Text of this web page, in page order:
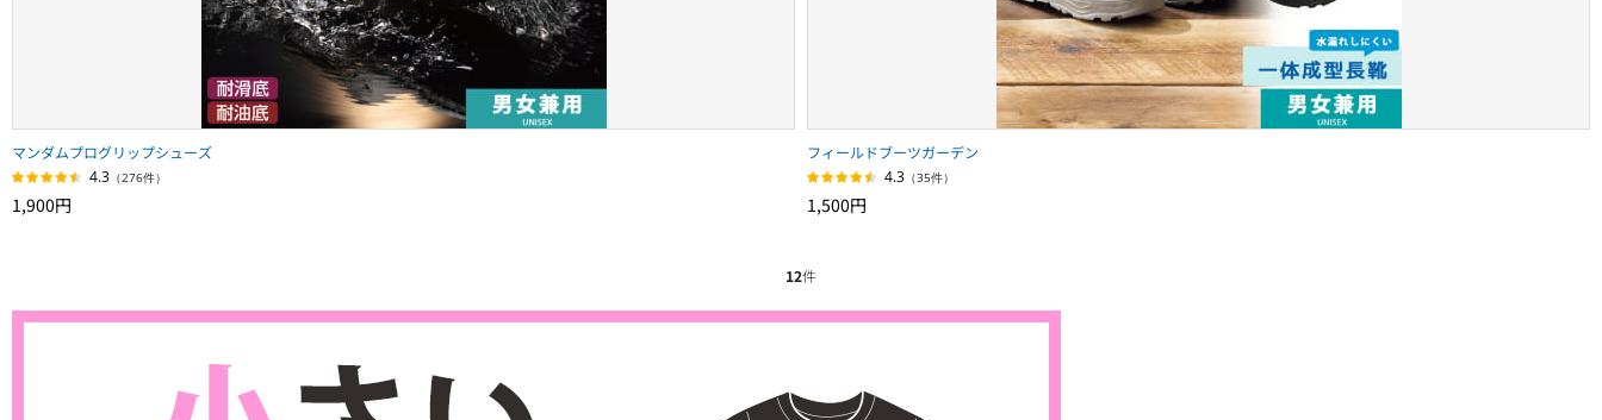
マンダムプログリップシューズ
4.3 （276件）
1,900円
フィールドブーツガーデン
4.3 （35件）
1,500円
12件